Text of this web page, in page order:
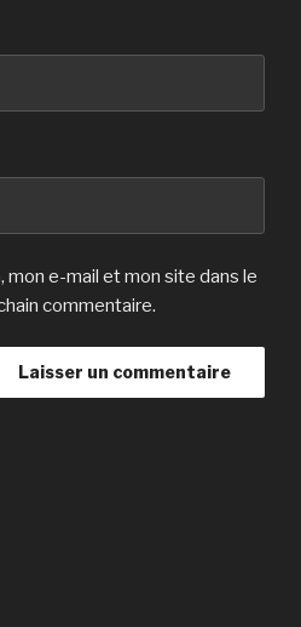
mon e-mail et mon site dans le
commentaire.